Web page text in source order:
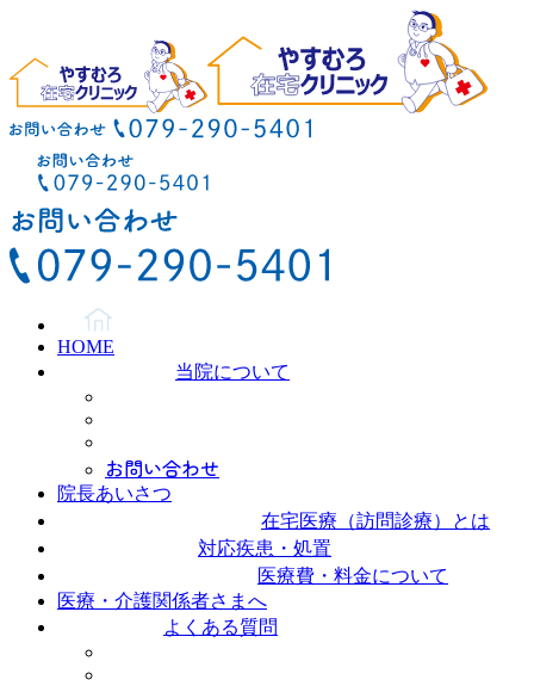
HOME
当院について
お問い合わせ
院長あいさつ
在宅医療（訪問診療）とは
対応疾患・処置
医療費・料金について
医療・介護関係者さまへ
よくある質問